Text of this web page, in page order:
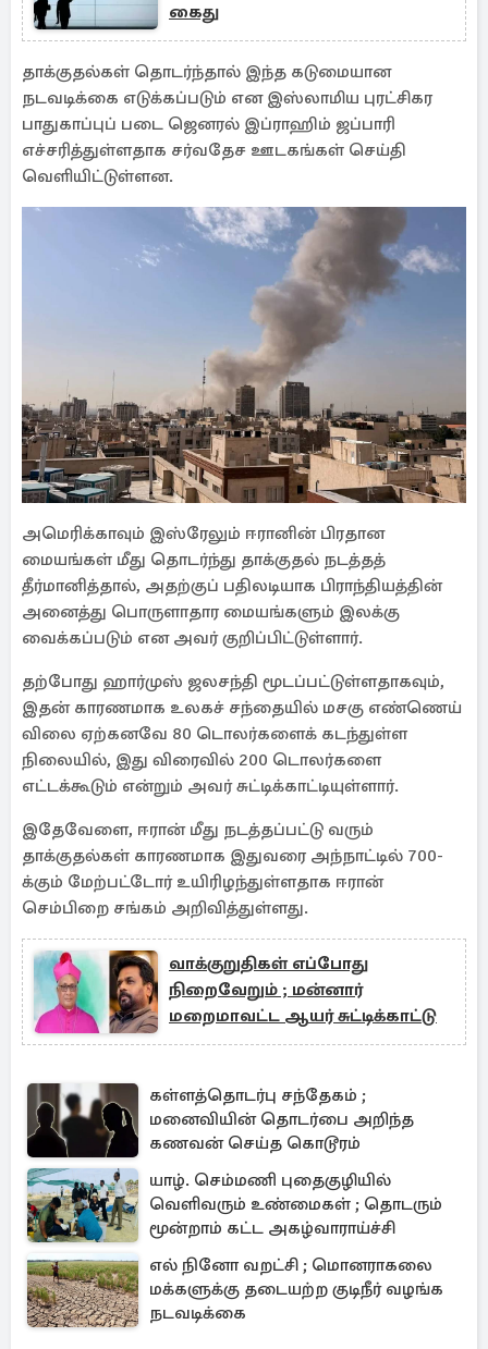
கைது
தாக்குதல்கள் தொடர்ந்தால் இந்த கடுமையான
நடவடிக்கை எடுக்கப்படும் என இஸ்லாமிய புரட்சிகர
பாதுகாப்புப் படை ஜெனரல் இப்ராஹிம் ஜப்பாரி
எச்சரித்துள்ளதாக சர்வதேச ஊடகங்கள் செய்தி
வெளியிட்டுள்ளன.
அமெரிக்காவும் இஸ்ரேலும் ஈரானின் பிரதான
மையங்கள் மீது தொடர்ந்து தாக்குதல் நடத்தத்
தீர்மானித்தால், அதற்குப் பதிலடியாக பிராந்தியத்தின்
அனைத்து பொருளாதார மையங்களும் இலக்கு
வைக்கப்படும் என அவர் குறிப்பிட்டுள்ளார்.
தற்போது ஹார்முஸ் ஜலசந்தி மூடப்பட்டுள்ளதாகவும்,
இதன் காரணமாக உலகச் சந்தையில் மசகு எண்ணெய்
விலை ஏற்கனவே 80 டொலர்களைக் கடந்துள்ள
நிலையில், இது விரைவில் 200 டொலர்களை
எட்டக்கூடும் என்றும் அவர் சுட்டிக்காட்டியுள்ளார்.
இதேவேளை, ஈரான் மீது நடத்தப்பட்டு வரும்
தாக்குதல்கள் காரணமாக இதுவரை அந்நாட்டில் 700-
க்கும் மேற்பட்டோர் உயிரிழந்துள்ளதாக ஈரான்
செம்பிறை சங்கம் அறிவித்துள்ளது.
வாக்குறுதிகள் எப்போது
நிறைவேறும் ; மன்னார்
மறைமாவட்ட ஆயர் சுட்டிக்காட்டு
கள்ளத்தொடர்பு சந்தேகம் ;
மனைவியின் தொடர்பை அறிந்த
கணவன் செய்த கொடூரம்
யாழ். செம்மணி புதைகுழியில்
வெளிவரும் உண்மைகள் ; தொடரும்
மூன்றாம் கட்ட அகழ்வாராய்ச்சி
எல் நினோ வறட்சி ; மொனராகலை
மக்களுக்கு தடையற்ற குடிநீர் வழங்க
நடவடிக்கை